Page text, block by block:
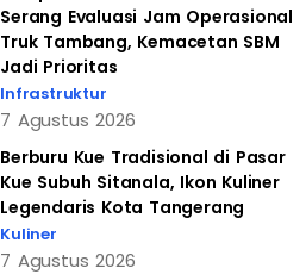
Serang Evaluasi Jam Operasional
Truk Tambang, Kemacetan SBM
Jadi Prioritas
Infrastruktur
7 Agustus 2026
Berburu Kue Tradisional di Pasar
Kue Subuh Sitanala, Ikon Kuliner
Legendaris Kota Tangerang
Kuliner
7 Agustus 2026